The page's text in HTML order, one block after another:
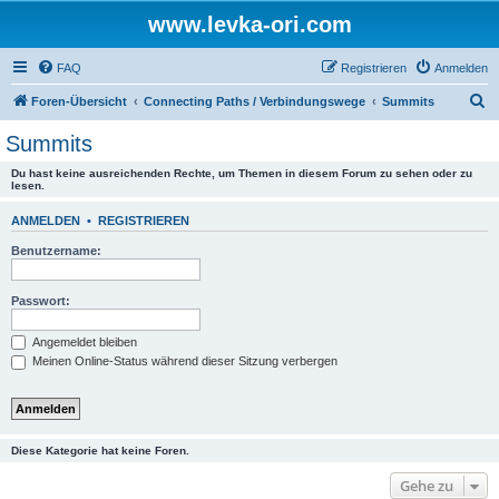
www.levka-ori.com
FAQ Anmelden
Registrieren
Foren-Übersicht Connecting Paths / Verbindungswege Summits
Summits
Du hast keine ausreichenden Rechte, um Themen in diesem Forum zu sehen oder zu
lesen.
ANMELDEN • REGISTRIEREN
Benutzername:
Passwort:
Angemeldet bleiben
Meinen Online-Status während dieser Sitzung verbergen
Diese Kategorie hat keine Foren.
Gehe zu